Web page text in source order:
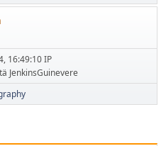
16:49:10 IP
JenkinsGuinevere